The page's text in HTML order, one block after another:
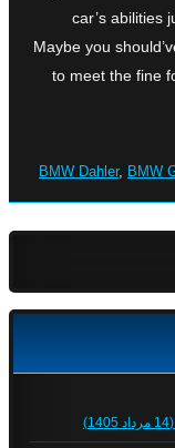
car’s abilities
Maybe you
to meet the fine
BMW Dahler, BMW